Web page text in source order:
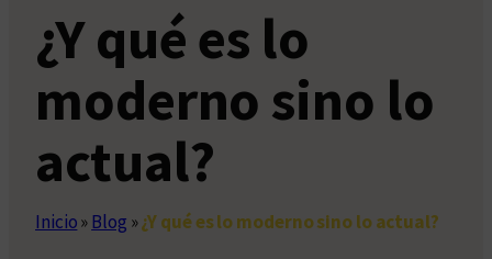
¿Y qué es lo
moderno sino lo
actual?
Inicio» Blog »¿Y qué es lo moderno sino lo actual?